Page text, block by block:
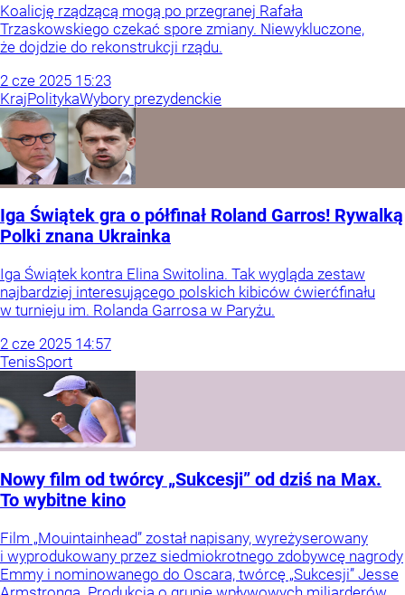
Koalicję rządzącą mogą po przegranej Rafała
Trzaskowskiego czekać spore zmiany. Niewykluczone,
że dojdzie do rekonstrukcji rządu.
2 cze 2025 15:23
KrajPolitykaWybory prezydenckie
Iga Świątek gra o półfinał Roland Garros! Rywalką
Polki znana Ukrainka
Iga Świątek kontra Elina Switolina. Tak wygląda zestaw
najbardziej interesującego polskich kibiców ćwierćfinału
w turnieju im. Rolanda Garrosa w Paryżu.
2 cze 2025 14:57
TenisSport
Nowy film od twórcy „Sukcesji” od dziś na Max.
To wybitne kino
Film „Mouintainhead” został napisany, wyreżyserowany
i wyprodukowany przez siedmiokrotnego zdobywcę nagrody
Emmy i nominowanego do Oscara, twórcę „Sukcesji” Jesse